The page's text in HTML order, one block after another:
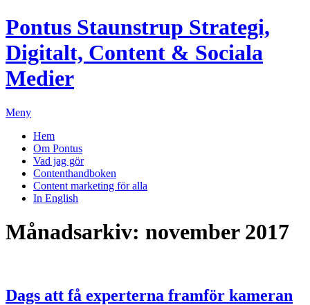
Pontus Staunstrup Strategi,
Digitalt, Content & Sociala
Medier
Meny
Hem
Om Pontus
Vad jag gör
Contenthandboken
Content marketing för alla
In English
Månadsarkiv: november 2017
Dags att få experterna framför kameran